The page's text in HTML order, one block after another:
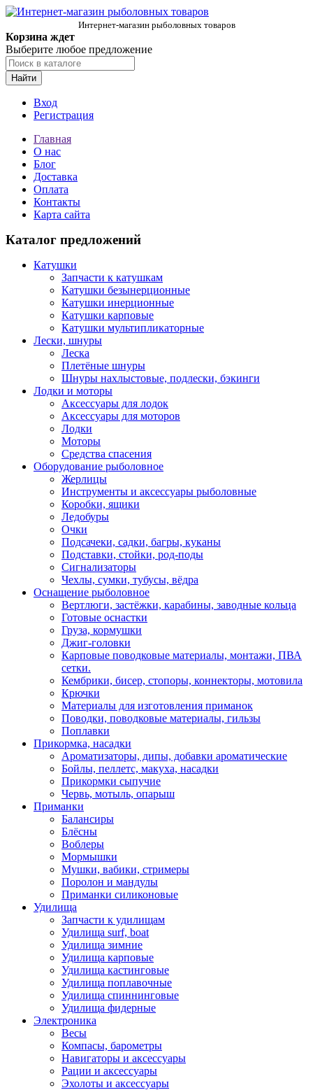
Интернет-магазин рыболовных товаров
Корзина ждет
Выберите любое предложение
Найти
Вход
Регистрация
Главная
О нас
Блог
Доставка
Оплата
Контакты
Карта сайта
Каталог предложений
Катушки
Запчасти к катушкам
Катушки безынерционные
Катушки инерционные
Катушки карповые
Катушки мультипликаторные
Лески, шнуры
Леска
Плетёные шнуры
Шнуры нахлыстовые, подлески, бэкинги
Лодки и моторы
Аксессуары для лодок
Аксессуары для моторов
Лодки
Моторы
Средства спасения
Оборудование рыболовное
Жерлицы
Инструменты и аксессуары рыболовные
Коробки, ящики
Ледобуры
Очки
Подсачеки, садки, багры, куканы
Подставки, стойки, род-поды
Сигнализаторы
Чехлы, сумки, тубусы, вёдра
Оснащение рыболовное
Вертлюги, застёжки, карабины, заводные кольца
Готовые оснастки
Груза, кормушки
Джиг-головки
Карповые поводковые материалы, монтажи, ПВА
сетки.
Кембрики, бисер, стопоры, коннекторы, мотовила
Крючки
Материалы для изготовления приманок
Поводки, поводковые материалы, гильзы
Поплавки
Прикормка, насадки
Ароматизаторы, дипы, добавки ароматические
Бойлы, пеллетс, макуха, насадки
Прикормки сыпучие
Червь, мотыль, опарыш
Приманки
Балансиры
Блёсны
Воблеры
Мормышки
Мушки, вабики, стримеры
Поролон и мандулы
Приманки силиконовые
Удилища
Запчасти к удилищам
Удилища surf, boat
Удилища зимние
Удилища карповые
Удилища кастинговые
Удилища поплавочные
Удилища спиннинговые
Удилища фидерные
Электроника
Весы
Компасы, барометры
Навигаторы и аксессуары
Рации и аксессуары
Эхолоты и аксессуары